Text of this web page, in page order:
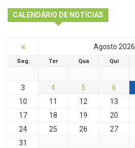
CALENDÁRIO DE NOTÍCIAS
« Agosto 2026
Seg. Ter Qua Qui
3
4 5 6
10
11 12 13
17
18 19 20
24
25 26 27
31